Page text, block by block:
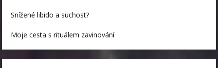
Snížené libido a suchost?
Moje cesta s rituálem zavinování